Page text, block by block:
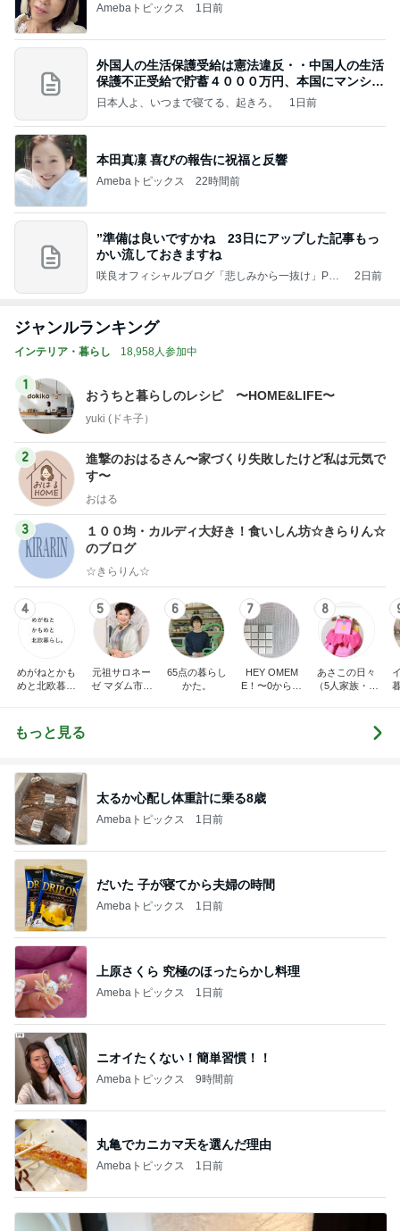
Amebaトピックス 1日前
外国人の生活保護受給は憲法違反・・中国人の生活
保護不正受給で貯蓄４０００万円、本国にマンショ
ンを
日本人よ、いつまで寝てる、起きろ。 1日前
本田真凜 喜びの報告に祝福と反響
Amebaトピックス 22時間前
”準備は良いですかね 23日にアップした記事もっ
かい流しておきますね
咲良オフィシャルブログ「悲しみから一抜け」Pow
2日前
ジャンルランキング
インテリア・暮らし 18,958人参加中
1
おうちと暮らしのレシピ 〜HOME&LIFE〜
yuki (ドキ子）
2
進撃のおはるさん〜家づくり失敗したけど私は元気で
す〜
おはる
3
１００均・カルディ大好き！食いしん坊☆きらりん☆
のブログ
☆きらりん☆
4
めがねとかも
めと北欧暮ら
5
元祖サロネー
ゼ マダム市川
6
65点の暮らし
かた。
7
HEY OMEM
E！〜0からの
8
あさこの日々
（5人家族・投
もっと見る
太るか心配し体重計に乗る8歳
Amebaトピックス 1日前
だいた 子が寝てから夫婦の時間
Amebaトピックス 1日前
上原さくら 究極のほったらかし料理
Amebaトピックス 1日前
ニオイたくない！簡単習慣！！
Amebaトピックス 9時間前
丸亀でカニカマ天を選んだ理由
Amebaトピックス 1日前